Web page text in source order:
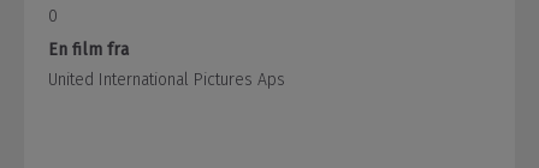
0
En film fra
United International Pictures Aps